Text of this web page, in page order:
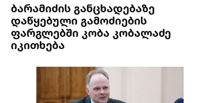
ბარამიძის განცხადებაზე
დაწყებული გამოძიების
ფარგლებში კობა კობალაძე
იკითხება